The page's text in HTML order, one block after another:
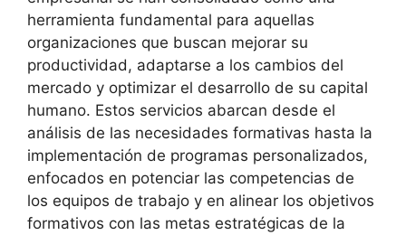
herramienta fundamental para aquellas
organizaciones que buscan mejorar su
productividad, adaptarse a los cambios del
mercado y optimizar el desarrollo de su capital
humano. Estos servicios abarcan desde el
análisis de las necesidades formativas hasta la
implementación de programas personalizados,
enfocados en potenciar las competencias de
los equipos de trabajo y en alinear los objetivos
formativos con las metas estratégicas de la